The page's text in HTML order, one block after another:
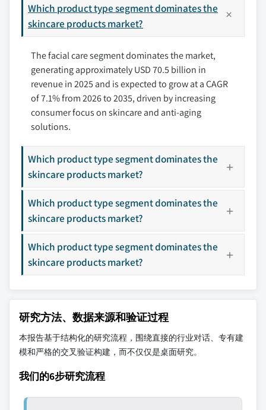
Which product type segment dominates the
skincare products market?
The facial care segment dominates the market,
generating approximately USD 70.5 billion in
revenue in 2025 and is expected to grow at a CAGR
of 7.1% from 2026 to 2035, driven by increasing
consumer focus on skincare and anti-aging
solutions.
Which product type segment dominates the
skincare products market?
Which product type segment dominates the
skincare products market?
Which product type segment dominates the
skincare products market?
研究方法、数据来源和验证过程
本报告基于结构化的研究流程，围绕直接的行业对话、专有建
模和严格的交叉验证构建，而不仅仅是桌面研究。
我们的6步研究流程